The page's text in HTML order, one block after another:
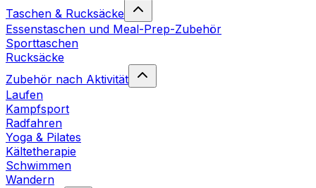
Taschen & Rucksäcke
Essenstaschen und Meal-Prep-Zubehör
Sporttaschen
Rucksäcke
Zubehör nach Aktivität
Laufen
Kampfsport
Radfahren
Yoga & Pilates
Kältetherapie
Schwimmen
Wandern